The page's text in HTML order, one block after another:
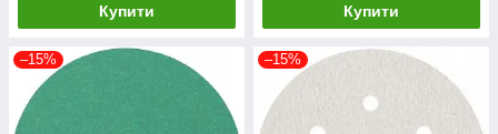
Купити Купити
–15% –15%